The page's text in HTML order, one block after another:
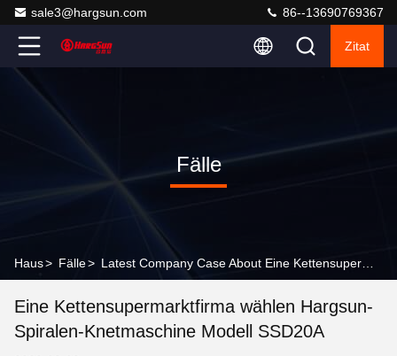
sale3@hargsun.com 86--13690769367
Zitat
Fälle
Haus> Fälle>
Eine Kettensupermarktfirma wählen Hargsun-
Spiralen-Knetmaschine Modell SSD20A